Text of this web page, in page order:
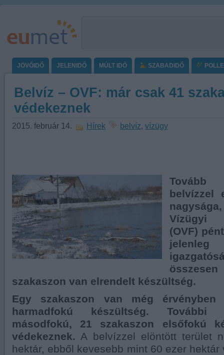
JÖVŐIDŐ JELENIDŐ MÚLT IDŐ SZABADIDŐ
Belvíz – OVF: már csak 41
védekeznek
2015. február 14. Hírek belvíz, vízügy
belvízzel
Vízügyi
(OVF)
összesen
szakaszon van elrendelt készültség.
Egy szakaszon van még érvényben
harmadfokú készültség. További
másodfokú, 21 szakaszon elsőfokú
védekeznek. A belvízzel elöntött terület
hektár, ebből kevesebb mint 60 ezer